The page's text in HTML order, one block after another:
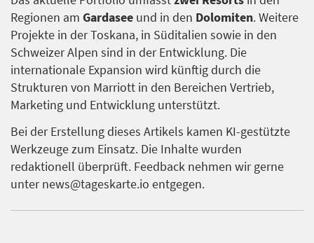
Regionen am Gardasee und in den Dolomiten. Weitere
Projekte in der Toskana, in Süditalien sowie in den
Schweizer Alpen sind in der Entwicklung. Die
internationale Expansion wird künftig durch die
Strukturen von Marriott in den Bereichen Vertrieb,
Marketing und Entwicklung unterstützt.
Bei der Erstellung dieses Artikels kamen KI-gestützte
Werkzeuge zum Einsatz. Die Inhalte wurden
redaktionell überprüft. Feedback nehmen wir gerne
unter news@tageskarte.io entgegen.